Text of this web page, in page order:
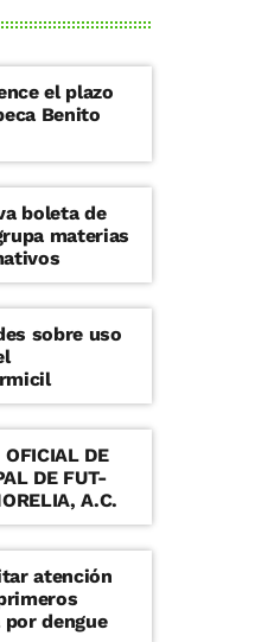
el
y Astrofísica
es una
de la UNAM
realiza
nivel e
de Medio
Estelar,
Altas
y Estructura
en la
y
contacto
el plazo
Benito
boleta de
materias
sobre uso
OFICIAL DE
DE FUT-
A.C.
atención
dengue